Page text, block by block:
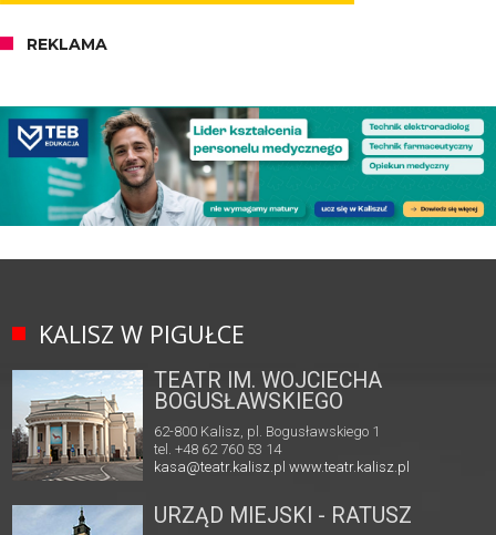
REKLAMA
KALISZ W PIGUŁCE
TEATR IM. WOJCIECHA
BOGUSŁAWSKIEGO
62-800 Kalisz, pl. Bogusławskiego 1
tel. +48 62 760 53 14
kasa@teatr.kalisz.pl www.teatr.kalisz.pl
URZĄD MIEJSKI - RATUSZ